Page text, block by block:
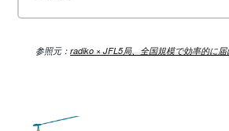
参照元：radiko × JFL5局、全国規模で効率的に